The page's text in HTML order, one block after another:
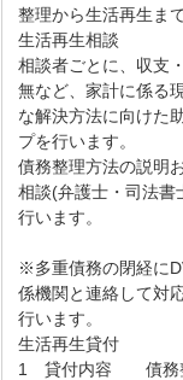
整理から生活再生ま
生活再生相談
相談者ごとに、収支
無など、家計に係る
な解決方法に向けた
プを行います。
債務整理方法の説明
相談(弁護士・司法書
行います。
※多重債務の閉経に
係機関と連絡して対
行います。
生活再生貸付
1 貸付内容 債務整